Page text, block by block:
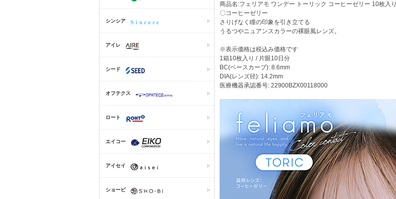
シンシア
アイレ
シード
オフテクス
ロート
エイコー
アイセイ
ショービ
商品名:フェリアモ ワンデー トーリック コーヒーゼリー 10枚入り
〇コーヒーゼリー
さりげなく瞳の印象を引き立てる
うるつやニュアンスカラーの裸眼風レンズ。
※表示価格は税込み価格です
1箱10枚入り / 片眼10日分
BC(ベースカーブ): 8.6mm
DIA(レンズ径): 14.2mm
医療機器承認番号: 22900BZX00118000